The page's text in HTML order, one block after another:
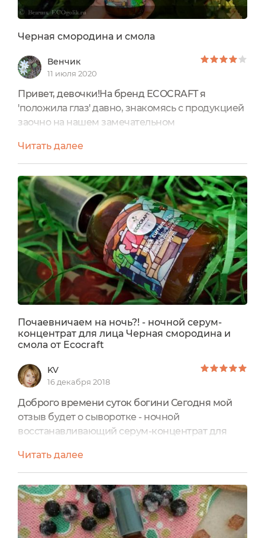
Черная смородина и смола
Венчик
11 июля 2020
Привет, девочки!На бренд ECOCRAFT я
'положила глаз' давно, знакомясь с продукцией
заочно на нашем замечательном
романтики и загадочности, так и манят
перепробовать все, что есть. И
воспользовавшись предложением о
тестировании я выбрала Натуральный ночной
восстанавливающий серум-концентрат для
лица «Черная смородина и смола»Описание
производителя:Сыворотки (серумы)...
Читать далее
Почаевничаем на ночь?! - ночной серум-
концентрат для лица Черная смородина и
смола от Ecocraft
KV
16 декабря 2018
Доброго времени суток богини Сегодня мой
отзыв будет о сыворотке - ночной
восстанавливающий серум-концентрат для
меня необычный - растянутый во
времени....Итак, было лето...Первые
впечатленияБыло лето и закинула меня судьба
в командировку аж на неделю и только с
ручной кладью! Но нет худа без добра!
Сложный подбор незначительного количества
Читать далее